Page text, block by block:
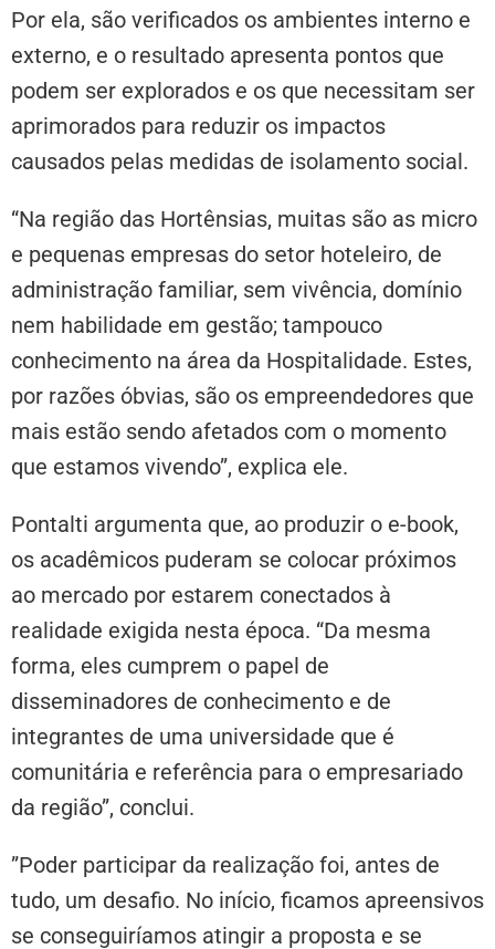
Por ela, são verificados os ambientes interno e
externo, e o resultado apresenta pontos que
podem ser explorados e os que necessitam ser
aprimorados para reduzir os impactos
causados pelas medidas de isolamento social.
“Na região das Hortênsias, muitas são as micro
e pequenas empresas do setor hoteleiro, de
administração familiar, sem vivência, domínio
nem habilidade em gestão; tampouco
conhecimento na área da Hospitalidade. Estes,
por razões óbvias, são os empreendedores que
mais estão sendo afetados com o momento
que estamos vivendo”, explica ele.
Pontalti argumenta que, ao produzir o e-book,
os acadêmicos puderam se colocar próximos
ao mercado por estarem conectados à
realidade exigida nesta época. “Da mesma
forma, eles cumprem o papel de
disseminadores de conhecimento e de
integrantes de uma universidade que é
comunitária e referência para o empresariado
da região”, conclui.
”Poder participar da realização foi, antes de
tudo, um desafio. No início, ficamos apreensivos
se conseguiríamos atingir a proposta e se